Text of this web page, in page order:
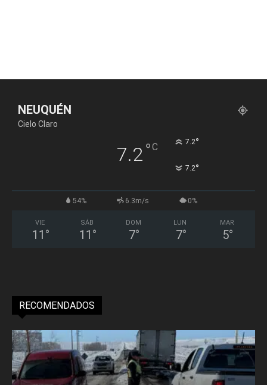
NEUQUÉN
Cielo Claro
7.2°C 7.2°
7.2°
54% 6.3m/s 0%
VIE
11 °
SÁB
11 °
DOM
7°
LUN
7°
MAR
5°
RECOMENDADOS